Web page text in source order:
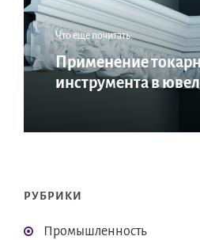
Что еще почитать:
Применение
инструмента в
РУБРИКИ
Промышленность